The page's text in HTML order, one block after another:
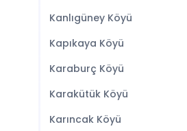
Kanlıgüney Köyü
Kapıkaya Köyü
Karaburç Köyü
Karakütük Köyü
Karıncak Köyü